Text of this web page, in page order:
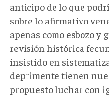
anticipo de lo que
sobre lo afirmativo
apenas como esbozo
revisión histórica
insistido en
deprimente tienen
propuesto luchar con